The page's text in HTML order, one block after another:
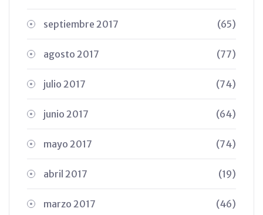
septiembre 2017 (65)
agosto 2017 (77)
julio 2017 (74)
junio 2017 (64)
mayo 2017 (74)
abril 2017 (19)
marzo 2017 (46)